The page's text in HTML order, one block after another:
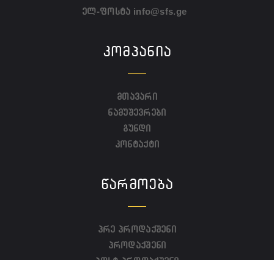
ელ-ფოსტა info@sfs.ge
ᲙᲝᲛᲞᲐᲜᲘᲐ
მთავარი
ნამუშევრები
გუნდი
კონტაქტი
ᲬᲐᲠᲛᲝᲔᲑᲐ
პრე პროდაქშენი
პროდაქშენი